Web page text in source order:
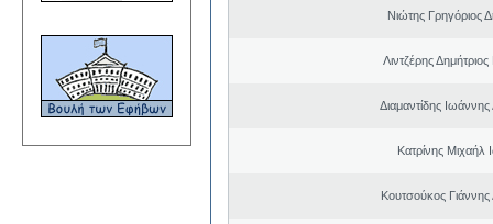
Νιώτης Γρηγόριος
Λιντζέρης
Διαμαντίδης Ιωάννης
Κατρίνης Μιχαήλ
Κουτσούκος Γιάννης